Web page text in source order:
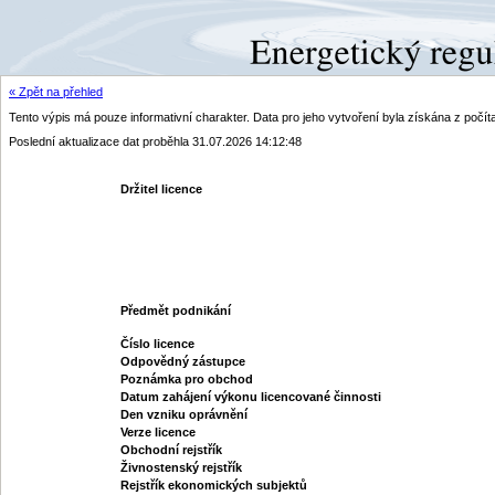
« Zpět na přehled
Tento výpis má pouze informativní charakter. Data pro jeho vytvoření byla získána z
Poslední aktualizace dat proběhla 31.07.2026 14:12:48
Držitel licence
Předmět podnikání
Číslo licence
Odpovědný zástupce
Poznámka pro obchod
Datum zahájení výkonu licencované činnosti
Den vzniku oprávnění
Verze licence
Obchodní rejstřík
Živnostenský rejstřík
Rejstřík ekonomických subjektů